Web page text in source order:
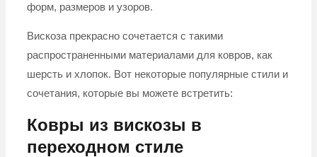
форм, размеров и узоров.
Вискоза прекрасно сочетается с такими
распространенными материалами для ковров, как
шерсть и хлопок. Вот некоторые популярные стили и
сочетания, которые вы можете встретить:
Ковры из вискозы в
переходном стиле